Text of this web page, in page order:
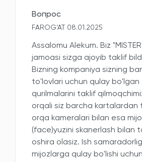
Вопрос
FAROG‘AT 08.01.2025
Assalomu Alekum. Biz "MISTER
jamoasi sizga ajoyib taklif
Bizning kompaniya sizning
to'lovlari uchun qulay bo'lgan
qurilmalarini taklif
orqali siz barcha kartalardan
orqa kameralari bilan esa
(face)yuzini skanerlash bilan
oshira olasiz. Ish
mijozlarga qulay bo'lishi